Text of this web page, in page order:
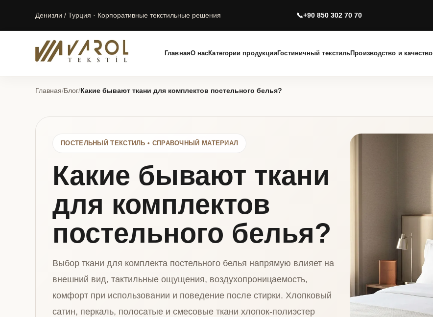
Денизли / Турция · Корпоративные текстильные решения +90 850 302 70 70
ГлавнаяО насКатегории продукции Гостиничный текстильПроизводство и качество
Главная/Блог/Какие бывают ткани для комплектов постельного белья?
ПОСТЕЛЬНЫЙ ТЕКСТИЛЬ • СПРАВОЧНЫЙ МАТЕРИАЛ
Какие бывают ткани
для комплектов
постельного белья?
Выбор ткани для комплекта постельного белья напрямую влияет на
внешний вид, тактильные ощущения, воздухопроницаемость,
комфорт при использовании и поведение после стирки. Хлопковый
сатин, перкаль, полосатые и смесовые ткани хлопок-полиэстер